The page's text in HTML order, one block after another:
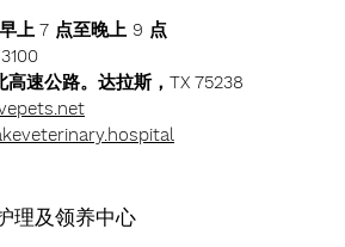
上 7 点至晚上 9 点
高速公路。达拉斯，TX 75238
理及领养中心